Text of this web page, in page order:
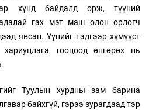
хүнд байдалд орж, түүний
гэх мэт маш олон орлогч
явсан. Үүнийг тэдгээр хүмүүст
тооцоод өнгөрөх нь
Туулын хурдны зам барина
байхгүй, гэрээ зурагдаад тэр